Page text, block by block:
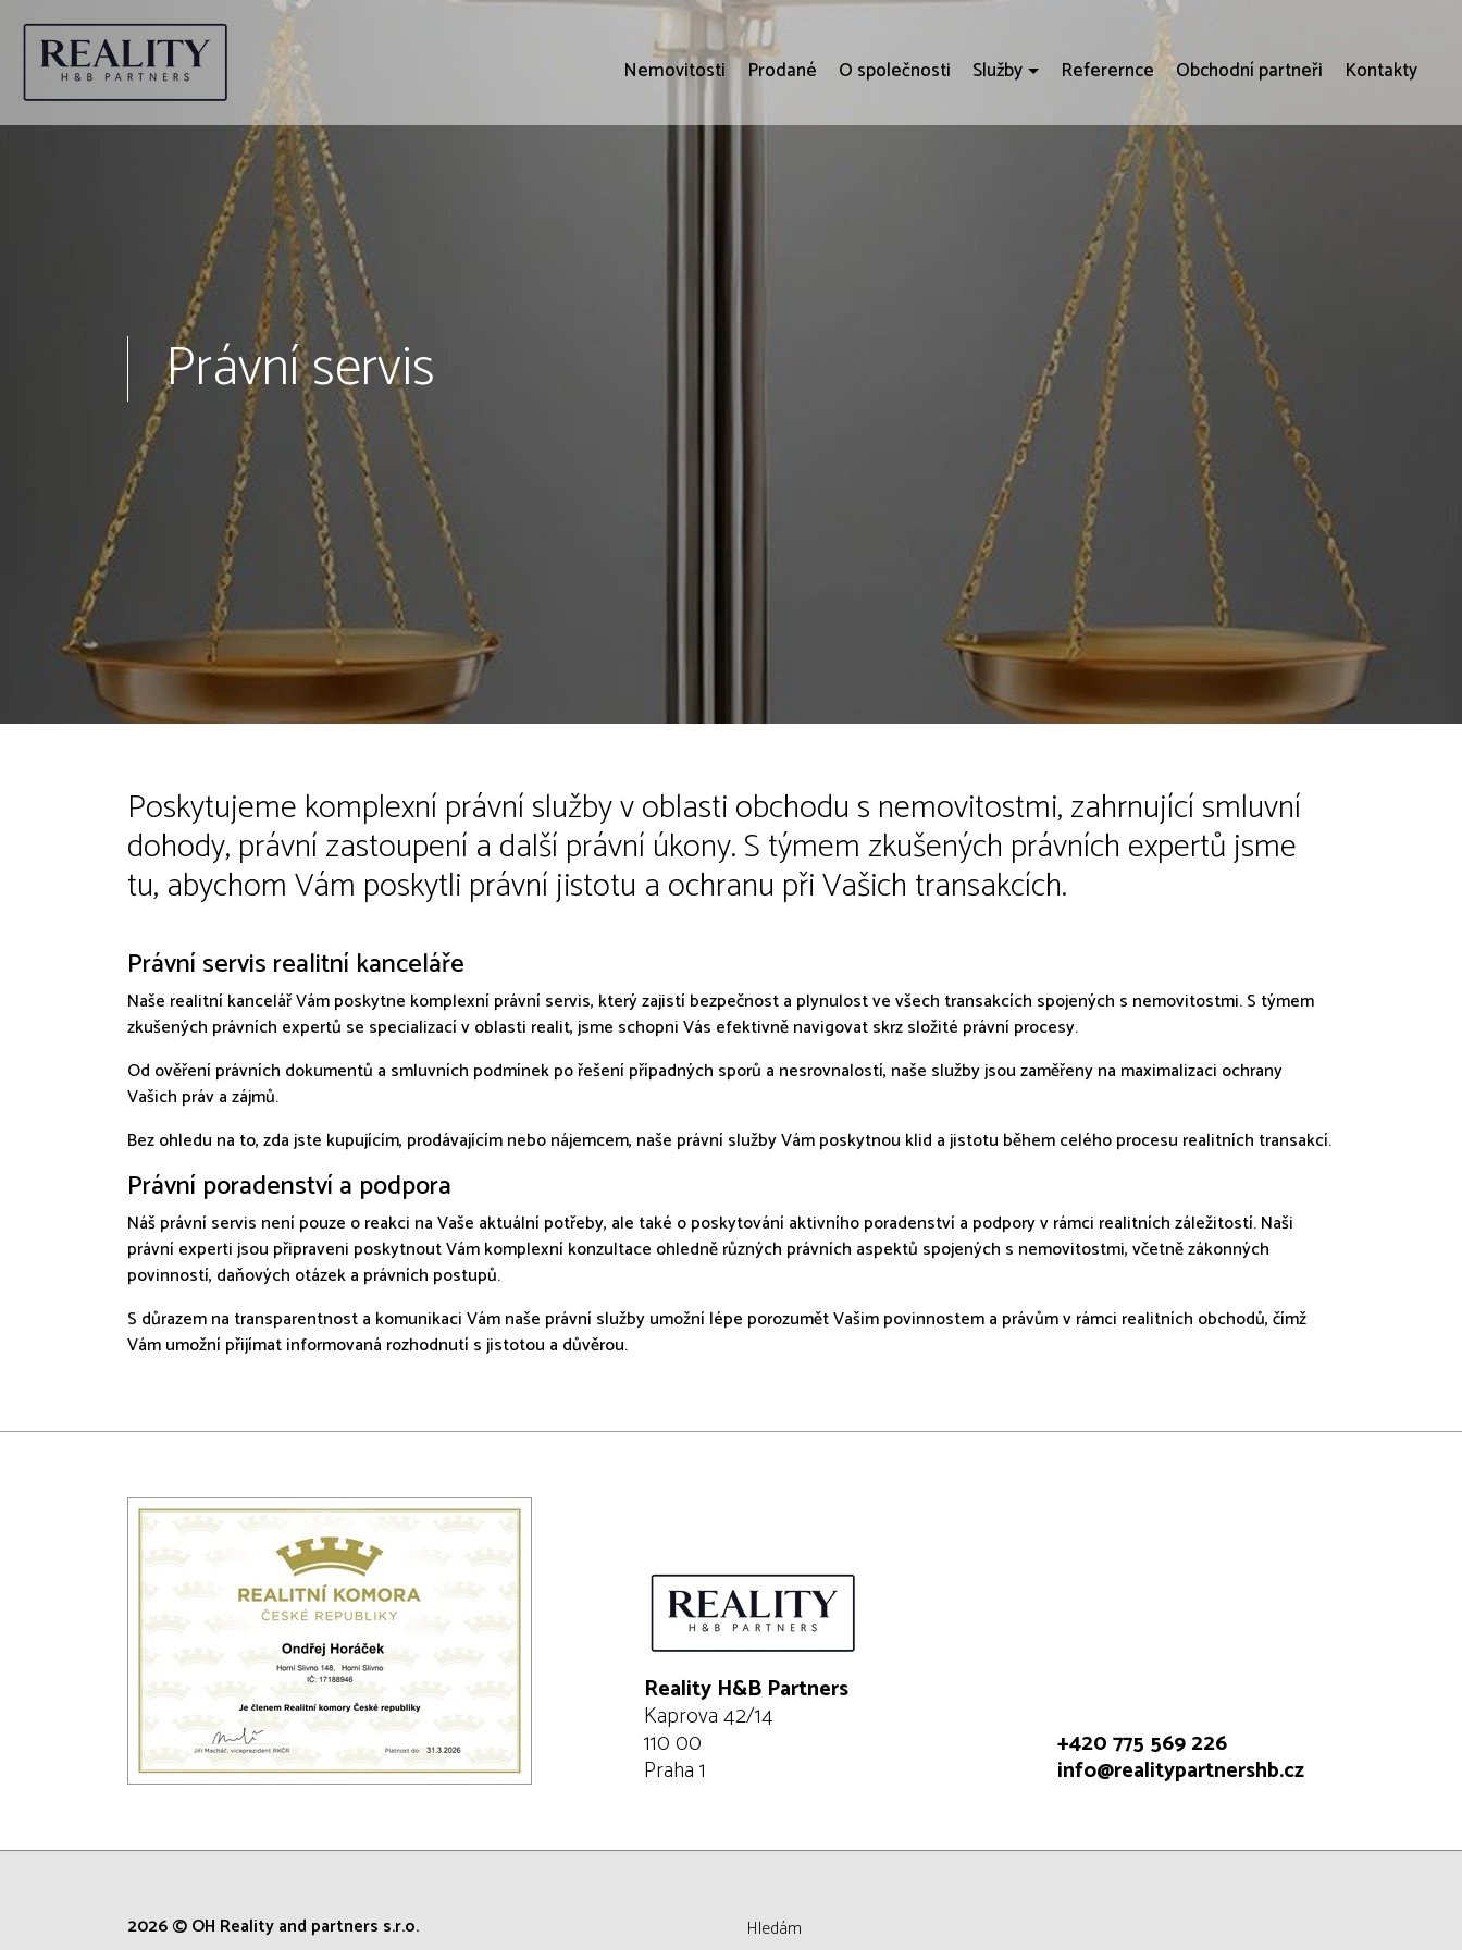
Nemovitosti Prodané O společnosti Služby Referernce Obchodní partneři Kontakty
Právní servis
Poskytujeme komplexní právní služby v oblasti obchodu s nemovitostmi, zahrnující smluvní
dohody, právní zastoupení a další právní úkony. S týmem zkušených právních expertů jsme
tu, abychom Vám poskytli právní jistotu a ochranu při Vašich transakcích.
Právní servis realitní kanceláře
Naše realitní kancelář Vám poskytne komplexní právní servis, který zajistí bezpečnost a plynulost ve všech transakcích spojených s nemovitostmi. S týmem
zkušených právních expertů se specializací v oblasti realit, jsme schopni Vás efektivně navigovat skrz složité právní procesy.
Od ověření právních dokumentů a smluvních podmínek po řešení případných sporů a nesrovnalostí, naše služby jsou zaměřeny na maximalizaci ochrany
Vašich práv a zájmů.
Bez ohledu na to, zda jste kupujícím, prodávajícím nebo nájemcem, naše právní služby Vám poskytnou klid a jistotu během celého procesu realitních transakcí.
Právní poradenství a podpora
Náš právní servis není pouze o reakci na Vaše aktuální potřeby, ale také o poskytování aktivního poradenství a podpory v rámci realitních záležitostí. Naši
právní experti jsou připraveni poskytnout Vám komplexní konzultace ohledně různých právních aspektů spojených s nemovitostmi, včetně zákonných
povinností, daňových otázek a právních postupů.
S důrazem na transparentnost a komunikaci Vám naše právní služby umožní lépe porozumět Vašim povinnostem a právům v rámci realitních obchodů, čímž
Vám umožní přijímat informovaná rozhodnutí s jistotou a důvěrou.
Reality H&B Partners
Kaprova 42/14
110 00
Praha 1
+420 775 569 226
info@realitypartnershb.cz
2026 © OH Reality and partners s.r.o.
Hledám